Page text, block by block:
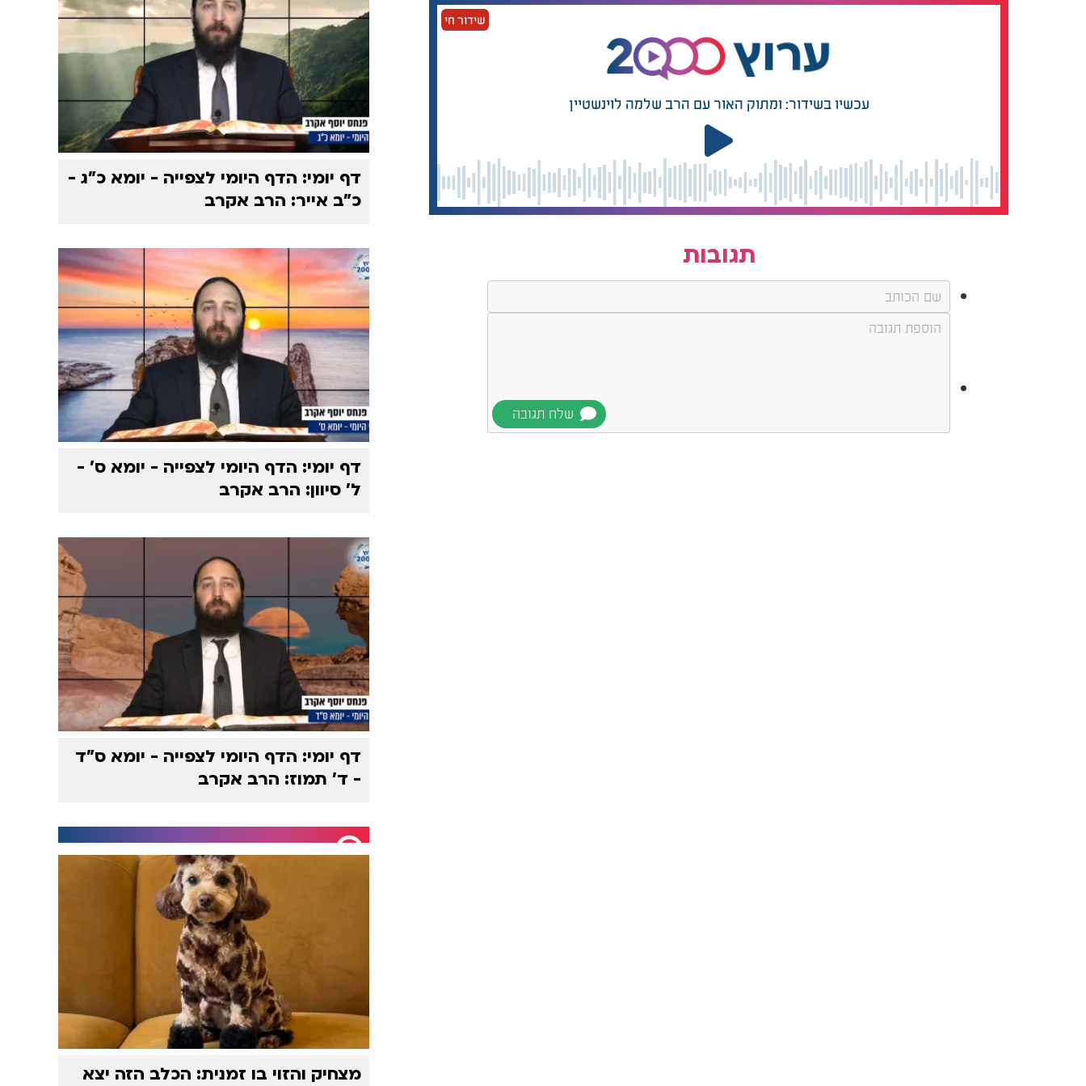
שידור חי
עכשיו בשידור: ומתוק האור עם הרב שלמה לוינשטיין
תגובות
דף יומי: הדף היומי לצפייה - יומא כ"ג -
כ"ב אייר: הרב אקרב
דף יומי: הדף היומי לצפייה - יומא ס' -
ל' סיוון: הרב אקרב
דף יומי: הדף היומי לצפייה - יומא ס"ד
- ד’ תמוז: הרב אקרב
מצחיק והזוי בו זמנית: הכלב הזה יצא